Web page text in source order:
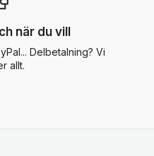
när du vill
Delbetalning? Vi
allt.